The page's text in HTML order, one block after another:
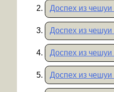
Доспех из чешуи
Доспех из чешуи
Доспех из чешуи
Доспех из чешуи